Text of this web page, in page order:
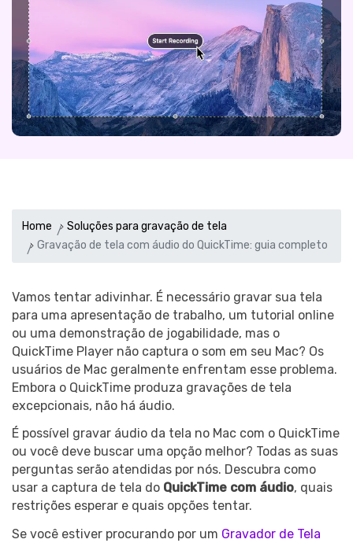
Home
Soluções para gravação de tela
Gravação de tela com áudio do QuickTime: guia completo
Vamos tentar adivinhar. É necessário gravar sua tela
para uma apresentação de trabalho, um tutorial online
ou uma demonstração de jogabilidade, mas o
QuickTime Player não captura o som em seu Mac? Os
usuários de Mac geralmente enfrentam esse problema.
Embora o QuickTime produza gravações de tela
excepcionais, não há áudio.
É possível gravar áudio da tela no Mac com o QuickTime
ou você deve buscar uma opção melhor? Todas as suas
perguntas serão atendidas por nós. Descubra como
usar a captura de tela do QuickTime com áudio, quais
restrições esperar e quais opções tentar.
Se você estiver procurando por um Gravador de Tela